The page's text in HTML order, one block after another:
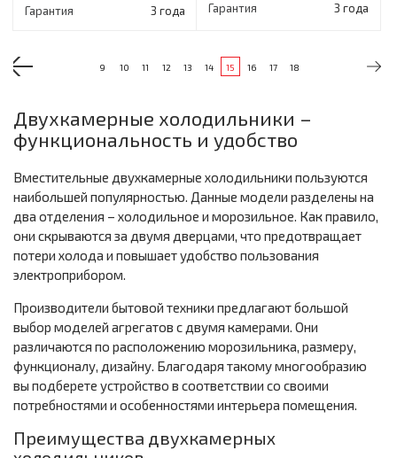
Гарантия 3 года Гарантия 3 года
9 10 11 12 13 14 15 16 17 18
Двухкамерные холодильники –
функциональность и удобство
Вместительные двухкамерные холодильники пользуются
наибольшей популярностью. Данные модели разделены на
два отделения – холодильное и морозильное. Как правило,
они скрываются за двумя дверцами, что предотвращает
потери холода и повышает удобство пользования
электроприбором.
Производители бытовой техники предлагают большой
выбор моделей агрегатов с двумя камерами. Они
различаются по расположению морозильника, размеру,
функционалу, дизайну. Благодаря такому многообразию
вы подберете устройство в соответствии со своими
потребностями и особенностями интерьера помещения.
Преимущества двухкамерных